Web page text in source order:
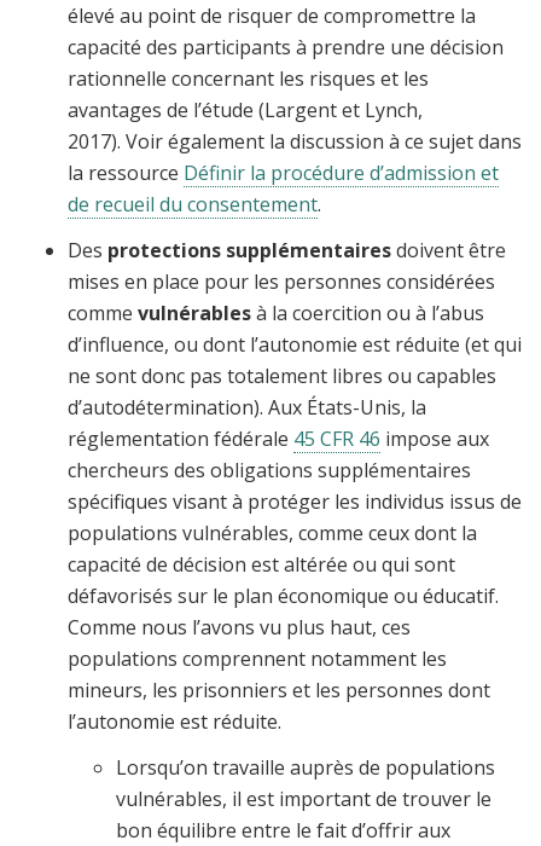
élevé au point de risquer de compromettre la
capacité des participants à prendre une décision
rationnelle concernant les risques et les
avantages de l’étude (Largent et Lynch,
2017). Voir également la discussion à ce sujet dans
la ressource Définir la procédure d’admission et
de recueil du consentement.
Des protections supplémentairesdoivent être
mises en place pour les personnes considérées
comme vulnérablesà la coercition ou à l’abus
d’influence, ou dont l’autonomie est réduite (et qui
ne sont donc pas totalement libres ou capables
d’autodétermination). Aux États-Unis, la
réglementation fédérale 45 CFR 46 impose aux
chercheurs des obligations supplémentaires
spécifiques visant à protéger les individus issus de
populations vulnérables, comme ceux dont la
capacité de décision est altérée ou qui sont
défavorisés sur le plan économique ou éducatif.
Comme nous l’avons vu plus haut, ces
populations comprennent notamment les
mineurs, les prisonniers et les personnes dont
l’autonomie est réduite.
Lorsqu’on travaille auprès de populations
vulnérables, il est important de trouver le
bon équilibre entre le fait d’offrir aux